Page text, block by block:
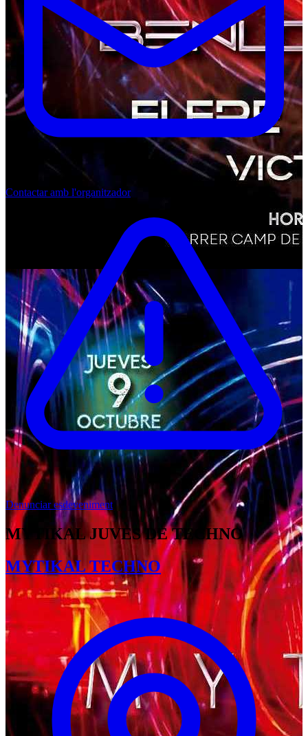
Contactar amb l'organitzador
Denunciar esdeveniment
MYTIKAL JUVES DE TECHNO
MYTIKAL TECHNO